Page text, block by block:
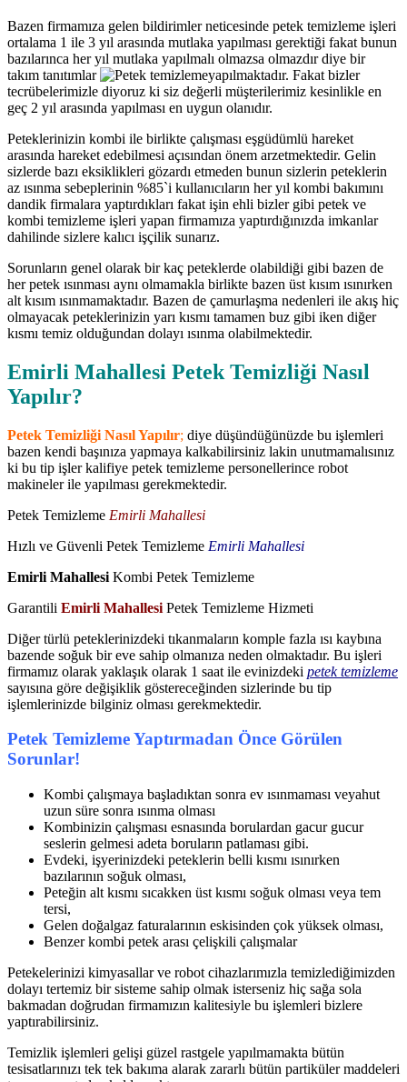
Bazen firmamıza gelen bildirimler neticesinde petek temizleme işleri
ortalama 1 ile 3 yıl arasında mutlaka yapılması gerektiği fakat bunun
bazılarınca her yıl mutlaka yapılmalı olmazsa olmazdır diye bir
takım tanıtımlar
yapılmaktadır. Fakat bizler
tecrübelerimizle diyoruz ki siz değerli müşterilerimiz kesinlikle en
geç 2 yıl arasında yapılması en uygun olanıdır.
Peteklerinizin kombi ile birlikte çalışması eşgüdümlü hareket
arasında hareket edebilmesi açısından önem arzetmektedir. Gelin
sizlerde bazı eksiklikleri gözardı etmeden bunun sizlerin peteklerin
az ısınma sebeplerinin %85`i kullanıcıların her yıl kombi bakımını
dandik firmalara yaptırdıkları fakat işin ehli bizler gibi petek ve
kombi temizleme işleri yapan firmamıza yaptırdığınızda imkanlar
dahilinde sizlere kalıcı işçilik sunarız.
Sorunların genel olarak bir kaç peteklerde olabildiği gibi bazen de
her petek ısınması aynı olmamakla birlikte bazen üst kısım ısınırken
alt kısım ısınmamaktadır. Bazen de çamurlaşma nedenleri ile akış hiç
olmayacak peteklerinizin yarı kısmı tamamen buz gibi iken diğer
kısmı temiz olduğundan dolayı ısınma olabilmektedir.
Emirli Mahallesi Petek Temizliği Nasıl
Yapılır?
Petek Temizliği Nasıl Yapılır; diye düşündüğünüzde bu işlemleri
bazen kendi başınıza yapmaya kalkabilirsiniz lakin unutmamalısınız
ki bu tip işler kalifiye petek temizleme personellerince robot
makineler ile yapılması gerekmektedir.
Petek Temizleme Emirli Mahallesi
Hızlı ve Güvenli Petek Temizleme Emirli Mahallesi
Emirli Mahallesi Kombi Petek Temizleme
Garantili Emirli Mahallesi Petek Temizleme Hizmeti
Diğer türlü peteklerinizdeki tıkanmaların komple fazla ısı kaybına
bazende soğuk bir eve sahip olmanıza neden olmaktadır. Bu işleri
firmamız olarak yaklaşık olarak 1 saat ile evinizdeki petek temizleme
sayısına göre değişiklik göstereceğinden sizlerinde bu tip
işlemlerinizde bilginiz olması gerekmektedir.
Petek Temizleme Yaptırmadan Önce Görülen
Sorunlar!
Kombi çalışmaya başladıktan sonra ev ısınmaması veyahut
uzun süre sonra ısınma olması
Kombinizin çalışması esnasında borulardan gacur gucur
seslerin gelmesi adeta boruların patlaması gibi.
Evdeki, işyerinizdeki peteklerin belli kısmı ısınırken
bazılarının soğuk olması,
Peteğin alt kısmı sıcakken üst kısmı soğuk olması veya tem
tersi,
Gelen doğalgaz faturalarının eskisinden çok yüksek olması,
Benzer kombi petek arası çelişkili çalışmalar
Petekelerinizi kimyasallar ve robot cihazlarımızla temizlediğimizden
dolayı tertemiz bir sisteme sahip olmak isterseniz hiç sağa sola
bakmadan doğrudan firmamızın kalitesiyle bu işlemleri bizlere
yaptırabilirsiniz.
Temizlik işlemleri gelişi güzel rastgele yapılmamakta bütün
tesisatlarınızı tek tek bakıma alarak zararlı bütün partiküler maddeleri